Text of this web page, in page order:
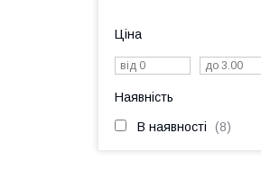
Ціна
Наявність
В наявності 8